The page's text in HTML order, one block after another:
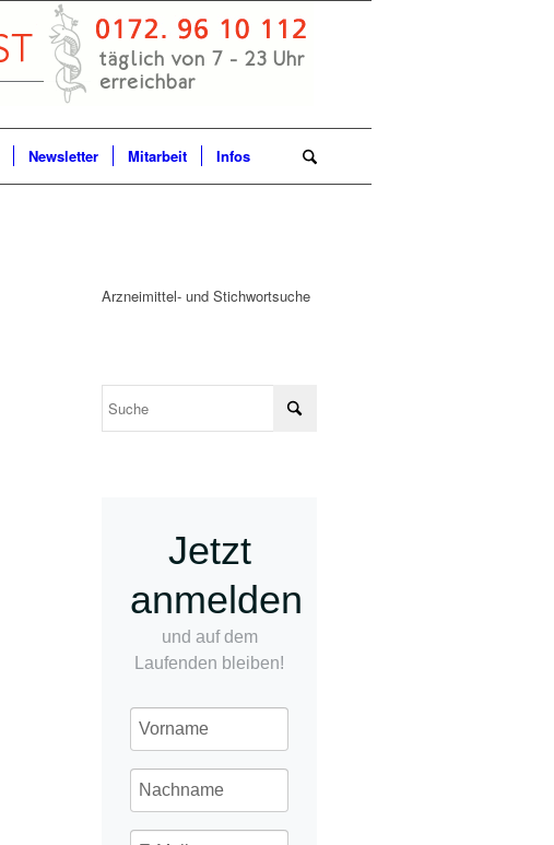
Newsletter Mitarbeit Infos
Arzneimittel- und Stichwortsuche
Jetzt
anmelden
und auf dem
Laufenden bleiben!